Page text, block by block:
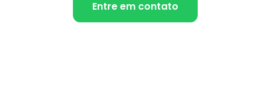
Entre em contato